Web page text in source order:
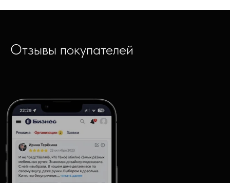
Отзывы покупателей